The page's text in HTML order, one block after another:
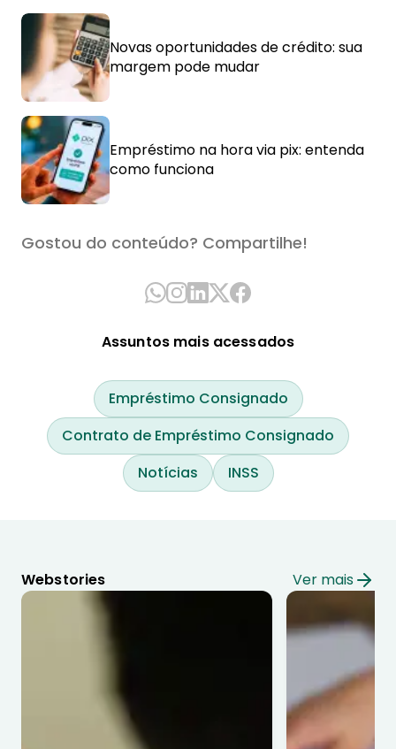
Novas oportunidades de crédito: sua
margem pode mudar
Empréstimo na hora via pix: entenda
como funciona
Gostou do conteúdo? Compartilhe!
Assuntos mais acessados
Empréstimo Consignado
Contrato de Empréstimo Consignado
Notícias
INSS
Webstories Ver mais